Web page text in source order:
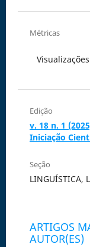
Métricas
Edição
v. 18 n. 1
Iniciação
Seção
LINGUÍSTICA,
ARTIGOS
AUTOR(ES)